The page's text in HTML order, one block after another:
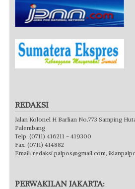
REDAKSI
Jalan Kolonel H Barlian No.773 Samping
Palembang
Telp. (0711) 416211 - 419300
Fax. (0711) 414882
Email: redaksi.palpos@gmail.com,
PERWAKILAN JAKARTA: